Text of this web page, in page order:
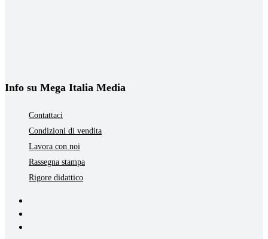
Info su Mega Italia Media
Contattaci
Condizioni di vendita
Lavora con noi
Rassegna stampa
Rigore didattico